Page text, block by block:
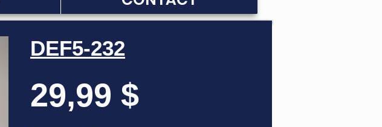
DEF5-232
29,99 $Prix